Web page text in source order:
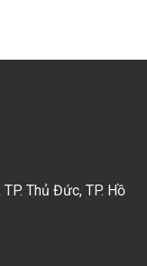
TP. Thủ Đức, TP. Hồ